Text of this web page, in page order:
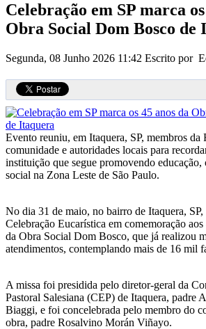
Celebração em SP marca
Obra Social Dom Bosco de
Segunda, 08 Junho 2026 11:42 Escrito por
Evento reuniu, em Itaquera, SP, membros da
comunidade e autoridades locais para
instituição que segue promovendo educação,
social na Zona Leste de São Paulo.
No dia 31 de maio, no bairro de Itaquera,
Celebração Eucarística em comemoração
da Obra Social Dom Bosco, que já realizou
atendimentos, contemplando mais de 16 mil
A missa foi presidida pelo diretor-geral da
Pastoral Salesiana (CEP) de Itaquera, padre
Biaggi, e foi concelebrada pelo membro do
obra, padre Rosalvino Morán Viñayo.